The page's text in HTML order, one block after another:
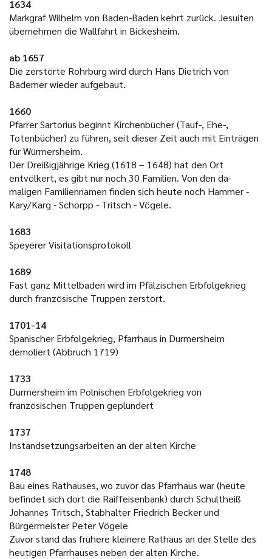
1634
Markgraf Wilhelm von Baden-Baden kehrt zurück. Jesuiten
übernehmen die Wallfahrt in Bickesheim.
ab 1657
Die zerstörte Rohrburg wird durch Hans Dietrich von
Bademer wieder aufgebaut.
1660
Pfarrer Sartorius beginnt Kirchenbücher (Tauf-, Ehe-,
Totenbücher) zu führen, seit dieser Zeit auch mit Einträgen
für Würmersheim.
Der Dreißigjährige Krieg (1618 – 1648) hat den Ort
entvölkert, es gibt nur noch 30 Familien. Von den da-
maligen Familiennamen finden sich heute noch Hammer -
Kary/Karg - Schorpp - Tritsch - Vögele.
1683
Speyerer Visitationsprotokoll
1689
Fast ganz Mittelbaden wird im Pfälzischen Erbfolgekrieg
durch französische Truppen zerstört.
1701-14
Spanischer Erbfolgekrieg, Pfarrhaus in Durmersheim
demoliert (Abbruch 1719)
1733
Durmersheim im Polnischen Erbfolgekrieg von
französischen Truppen geplündert
1737
Instandsetzungsarbeiten an der alten Kirche
1748
Bau eines Rathauses, wo zuvor das Pfarrhaus war (heute
befindet sich dort die Raiffeisenbank) durch Schultheiß
Johannes Tritsch, Stabhalter Friedrich Becker und
Bürgermeister Peter Vögele
Zuvor stand das frühere kleinere Rathaus an der Stelle des
heutigen Pfarrhauses neben der alten Kirche.